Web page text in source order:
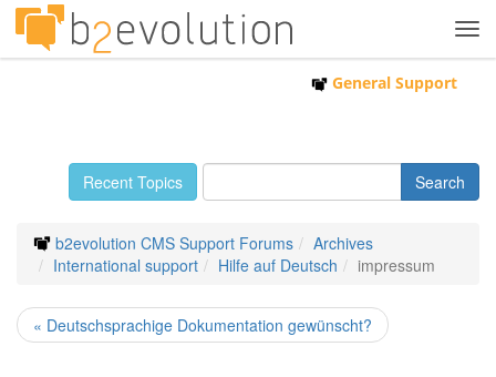
General Support
Recent Topics
b2evolution CMS Support Forums
Archives
International support
Hilfe auf Deutsch impressum
« Deutschsprachige Dokumentation gewünscht?